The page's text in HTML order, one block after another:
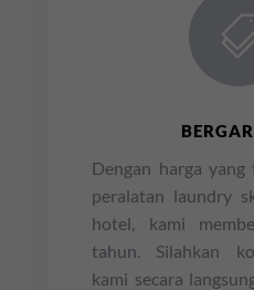
Dengan harga
peralatan laundry
hotel, kami
tahun. Silahkan
kami secara